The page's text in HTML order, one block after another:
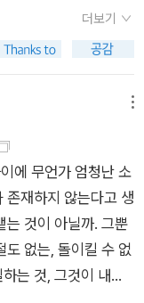
스탠리 엘린 등 다양
터리 및 환상 문학
지 않는 복선도 있
. 미스터리 애호가,
덧없는 양들의 축연
실을 잠시 잊고 우리
분위기를 느낄 수
감을 느낄 수 있어서,
. #덧없는양
추리소설 #블랙미
고 있다. 그 모임의
제 회장을 만나지
으니까. 살이 통통하
치자. -p.329네???
'살이 통통하게 올
ㅋㅋㅋㅋ 님하 정신
임'은 대학교 독서모
생이면 성인이고 성
하게 올랐'는데 오십
날씬이잖아!! 설마
하고 출산과 육아를
들었고 남동생 역시
쓰며 역시나 혼자 어
기회를 만들어 짧게
부터 동생들도 그
생각한 대로 너무나
먹고 마시는 것도
점식 시사를 하러
자기 한식에 소주를
개에 소주 먹기.. ㅋ
소로 돌아와 술상을
더보기
에 무언가 엄청난 소
존재하지 않는다고 생
는 것이 아닐까. 그뿐
도 없는, 돌이킬 수 없
는 것, 그것이 내가